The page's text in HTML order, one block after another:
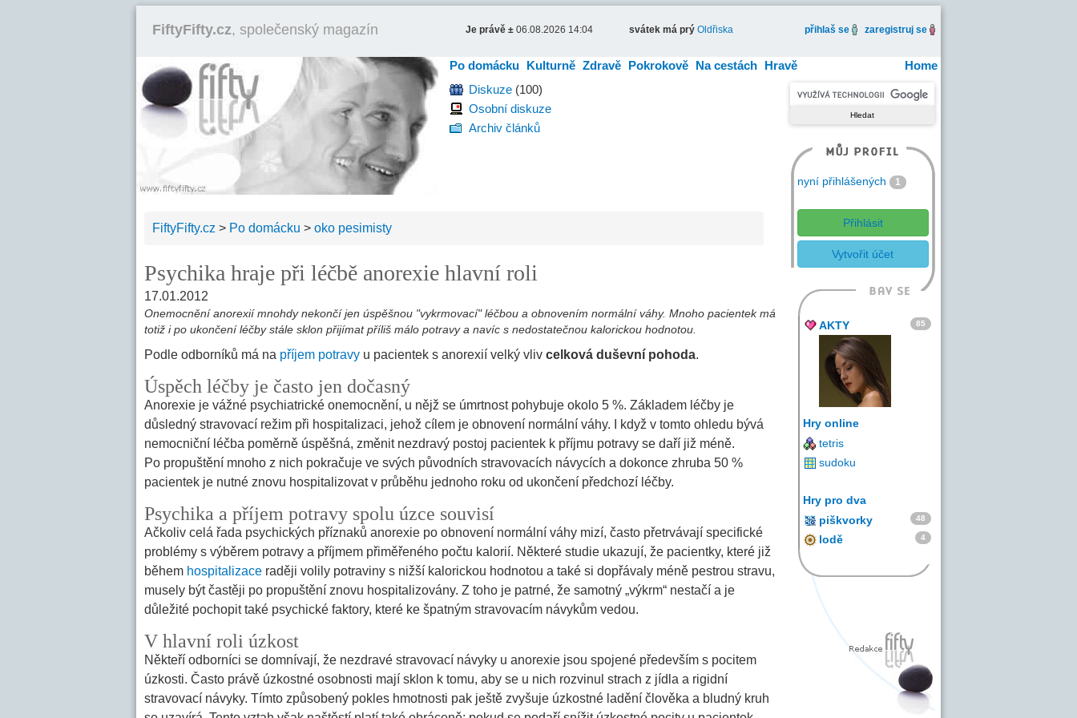
FiftyFifty.cz, společenský magazín Je právě ± 06.08.2026 14:04 svátek má prý Oldřiska přihlaš se zaregistruj se
Home
Po domácku Kulturně Zdravě Pokrokově Na cestách Hravě
Diskuze (100)
Osobní diskuze
Archiv článků
FiftyFifty.cz > Po domácku > oko pesimisty
Psychika hraje při léčbě anorexie hlavní roli
17.01.2012
Onemocnění anorexií mnohdy nekončí jen úspěšnou "vykrmovací" léčbou a obnovením normální váhy. Mnoho pacientek má
totiž i po ukončení léčby stále sklon přijímat příliš málo potravy a navíc s nedostatečnou kalorickou hodnotou.
Podle odborníků má na příjem potravy u pacientek s anorexií velký vliv celková duševní pohoda.
Úspěch léčby je často jen dočasný
Anorexie je vážné psychiatrické onemocnění, u nějž se úmrtnost pohybuje okolo 5 %. Základem léčby je
důsledný stravovací režim při hospitalizaci, jehož cílem je obnovení normální váhy. I když v tomto ohledu bývá
nemocniční léčba poměrně úspěšná, změnit nezdravý postoj pacientek k příjmu potravy se daří již méně.
Po propuštění mnoho z nich pokračuje ve svých původních stravovacích návycích a dokonce zhruba 50 %
pacientek je nutné znovu hospitalizovat v průběhu jednoho roku od ukončení předchozí léčby.
Psychika a příjem potravy spolu úzce souvisí
Ačkoliv celá řada psychických příznaků anorexie po obnovení normální váhy mizí, často přetrvávají specifické
problémy s výběrem potravy a příjmem přiměřeného počtu kalorií. Některé studie ukazují, že pacientky, které již
během hospitalizace raději volily potraviny s nižší kalorickou hodnotou a také si dopřávaly méně pestrou stravu,
musely být častěji po propuštění znovu hospitalizovány. Z toho je patrné, že samotný „výkrm“ nestačí a je
důležité pochopit také psychické faktory, které ke špatným stravovacím návykům vedou.
V hlavní roli úzkost
Někteří odborníci se domnívají, že nezdravé stravovací návyky u anorexie jsou spojené především s pocitem
úzkosti. Často právě úzkostné osobnosti mají sklon k tomu, aby se u nich rozvinul strach z jídla a rigidní
stravovací návyky. Tímto způsobený pokles hmotnosti pak ještě zvyšuje úzkostné ladění člověka a bludný kruh
nyní přihlášených 1
Přihlásit
Vytvořit účet
AKTY 85
Hry online
tetris
sudoku
Hry pro dva
piškvorky
48
lodě 4